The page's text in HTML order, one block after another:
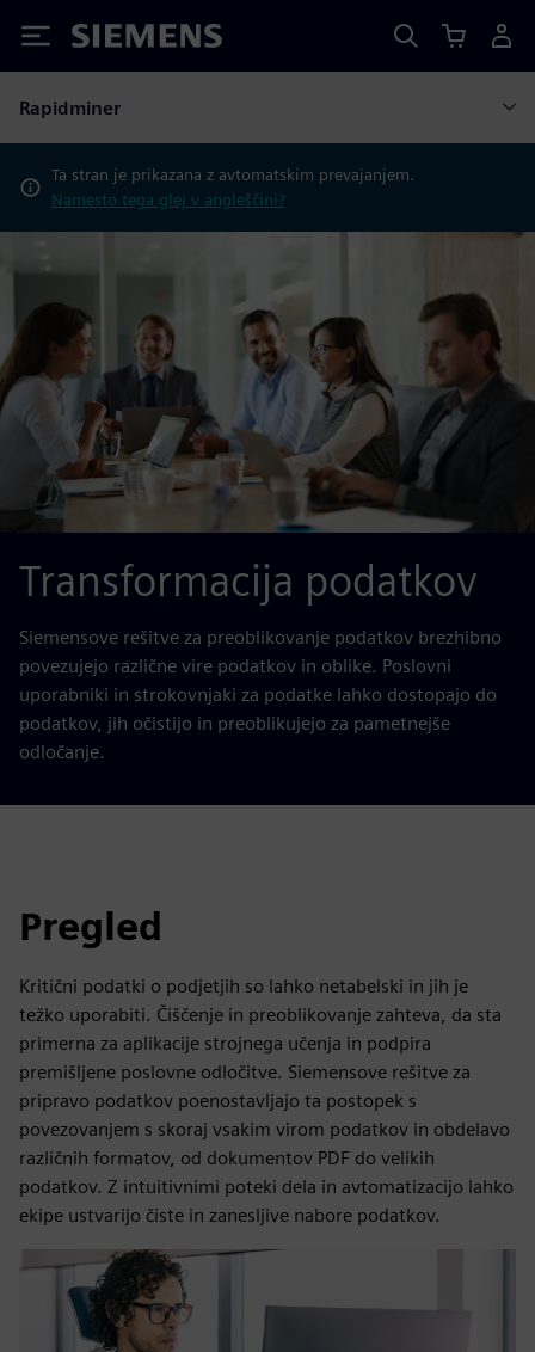
Siemens
Rapidminer
Ta stran je prikazana z avtomatskim prevajanjem.
Namesto tega glej v angleščini?
Transformacija podatkov
Siemensove rešitve za preoblikovanje podatkov brezhibno
povezujejo različne vire podatkov in oblike. Poslovni
uporabniki in strokovnjaki za podatke lahko dostopajo do
podatkov, jih očistijo in preoblikujejo za pametnejše
odločanje.
Pregled
Kritični podatki o podjetjih so lahko netabelski in jih je
težko uporabiti. Čiščenje in preoblikovanje zahteva, da sta
primerna za aplikacije strojnega učenja in podpira
premišljene poslovne odločitve. Siemensove rešitve za
pripravo podatkov poenostavljajo ta postopek s
povezovanjem s skoraj vsakim virom podatkov in obdelavo
različnih formatov, od dokumentov PDF do velikih
podatkov. Z intuitivnimi poteki dela in avtomatizacijo lahko
ekipe ustvarijo čiste in zanesljive nabore podatkov.